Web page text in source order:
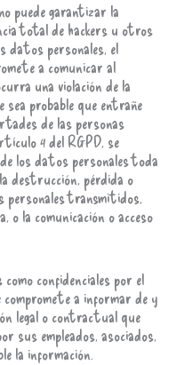
puede garantizar la
total de hackers u otros
datos personales, el
a comunicar al
una violación de la
probable que entrañe
de las personas
4 del RGPD, se
los datos personales toda
destrucción, pérdida o
transmitidos,
la comunicación o acceso
confidenciales por el
a informar de y
legal o contractual que
sus empleados, asociados,
la información.